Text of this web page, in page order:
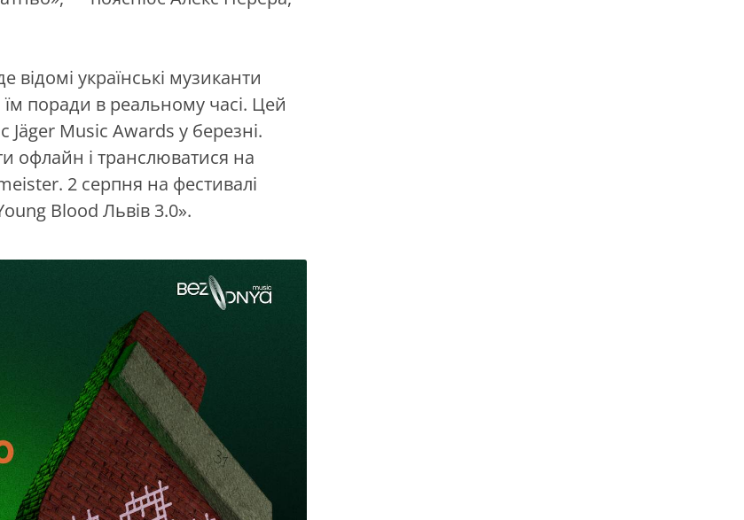
українські музиканти
поради в реальному часі. Цей
Jäger Music Awards у березні.
офлайн і транслюватися на
2 серпня на фестивалі
Blood Львів 3.0».